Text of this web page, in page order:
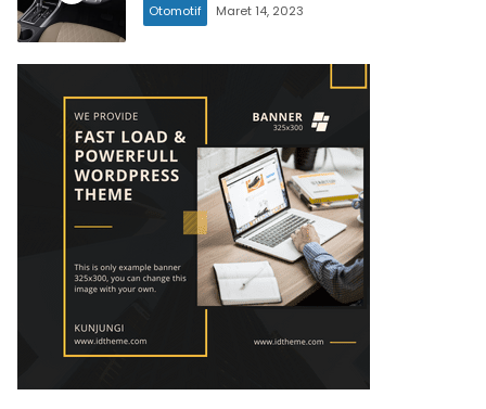
Otomotif Maret 14, 2023